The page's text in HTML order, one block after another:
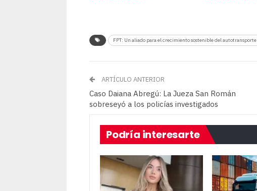
FPT: Un aliado para el crecimiento sostenible del
ARTÍCULO ANTERIOR
Caso Daiana Abregú: La Jueza San Román
sobreseyó a los policías investigados
Podría interesarte